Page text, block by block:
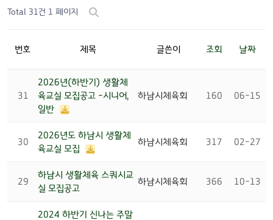
Total 31건 1 페이지
번호 제목 글쓴이 조회 날짜
31
2026년(하반기) 생활체
육교실 모집공고 -시니어,
일반
하남시체육회 160 06-15
30
2026년도 하남시 생활체
육교실 모집
하남시체육회 317 02-27
29
하남시 생활체육 스쿼시교
실 모집공고
하남시체육회 366 10-13
2024 하반기 신나는 주말